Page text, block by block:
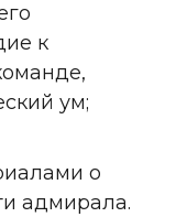
к
ум;
о
адмирала.